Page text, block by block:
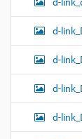
d-
d-
d-
d-